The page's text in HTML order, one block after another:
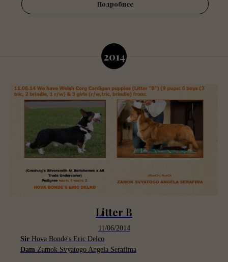
Подробнее
2014
Litter B
11/06/2014
Sir Hova Bonde's Eric Delco
Dam Zamok Svyatogo Angela Serafima